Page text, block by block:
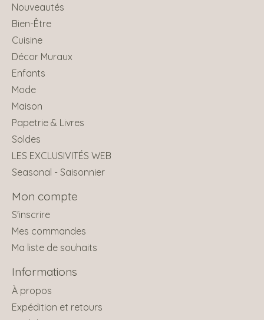
Nouveautés
Bien-Être
Cuisine
Décor Muraux
Enfants
Mode
Maison
Papetrie & Livres
Soldes
LES EXCLUSIVITÉS WEB
Seasonal - Saisonnier
Mon compte
S'inscrire
Mes commandes
Ma liste de souhaits
Informations
À propos
Expédition et retours